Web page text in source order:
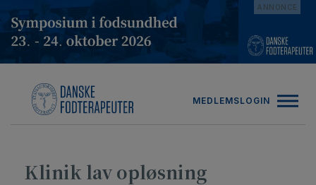
Hop
til
indholdet
ANNONCE
MEDLEMSLOGIN
Klinik lav opløsning